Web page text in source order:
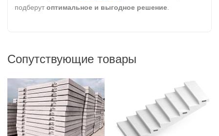
подберут оптимальное и выгодное решение
Сопутствующие товары